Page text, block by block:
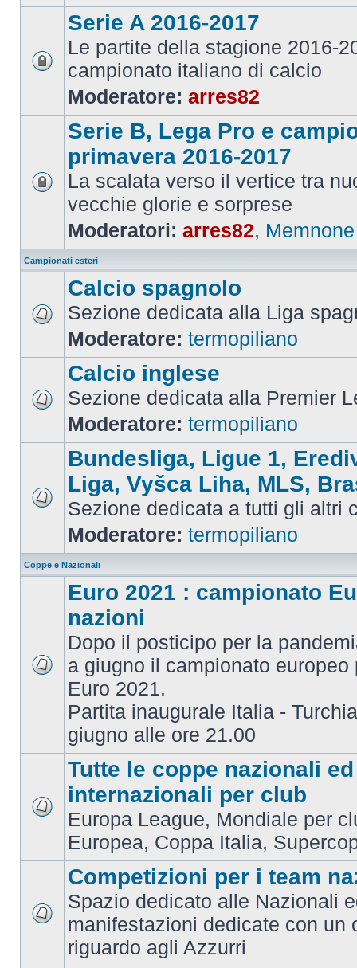
Serie A 2016-2017
Le partite della stagione 2016-
campionato italiano di calcio
Moderatore: arres82
Serie B, Lega Pro e
primavera 2016-2017
La scalata verso il vertice tra
vecchie glorie e sorprese
Moderatori: arres82, Memnone
Campionati esteri
Calcio spagnolo
Sezione dedicata alla Liga
Moderatore: termopiliano
Calcio inglese
Sezione dedicata alla Premier
Moderatore: termopiliano
Bundesliga, Ligue 1,
Liga, Vyšca Liha, MLS,
Sezione dedicata a tutti gli altri
Moderatore: termopiliano
Coppe e Nazionali
Euro 2021 : campionato
nazioni
Dopo il posticipo per la
a giugno il campionato europeo
Euro 2021.
Partita inaugurale Italia -
giugno alle ore 21.00
Tutte le coppe nazionali ed
internazionali per club
Europa League, Mondiale per
Europea, Coppa Italia,
Competizioni per i team
Spazio dedicato alle Nazionali
manifestazioni dedicate con un
riguardo agli Azzurri